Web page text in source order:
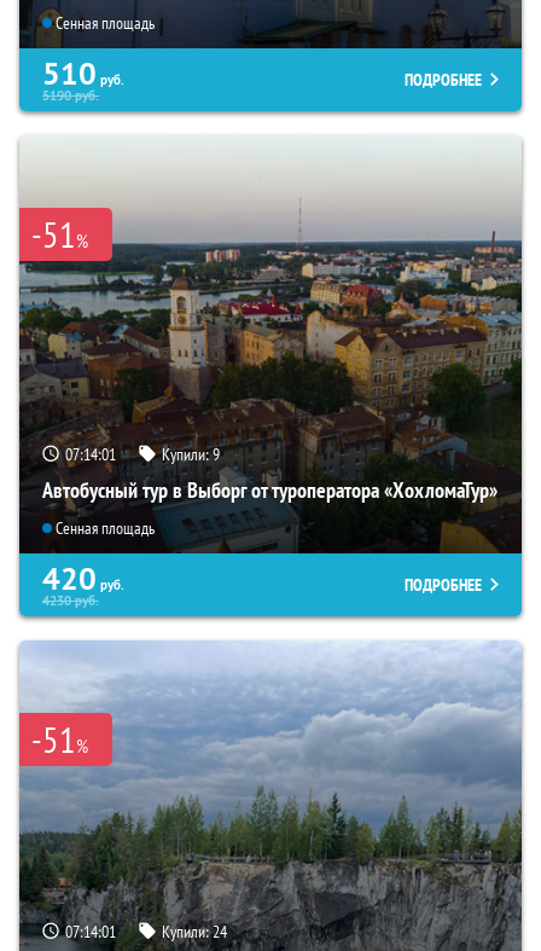
Сенная площадь
510 руб.
5190руб.
ПОДРОБНЕЕ
-51%
07:14:00 Купили:9
Автобусный тур в Выборг от туроператора «ХохломаТур»
Сенная площадь
420 руб.
4230руб.
ПОДРОБНЕЕ
-51%
07:14:00 Купили:24